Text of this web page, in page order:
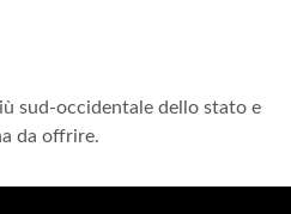
sud-occidentale dello stato e
da offrire.